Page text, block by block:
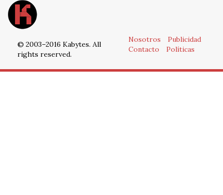
© 2003–2016 Kabytes. All
rights reserved.
Nosotros
Publicidad
Contacto
Políticas